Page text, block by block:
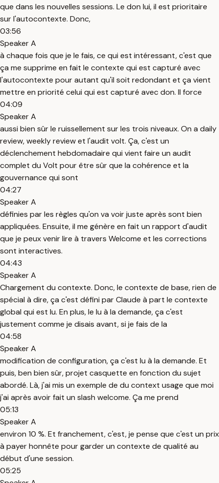
que dans les nouvelles sessions. Le don lui, il est prioritaire
sur l'autocontexte. Donc,
03:56
Speaker A
à chaque fois que je le fais, ce qui est intéressant, c'est que
ça me supprime en fait le contexte qui est capturé avec
l'autocontexte pour autant qu'il soit redondant et ça vient
mettre en priorité celui qui est capturé avec don. Il force
04:09
Speaker A
aussi bien sûr le ruissellement sur les trois niveaux. On a daily
review, weekly review et l'audit volt. Ça, c'est un
déclenchement hebdomadaire qui vient faire un audit
complet du Volt pour être sûr que la cohérence et la
gouvernance qui sont
04:27
Speaker A
définies par les règles qu'on va voir juste après sont bien
appliquées. Ensuite, il me génère en fait un rapport d'audit
que je peux venir lire à travers Welcome et les corrections
sont interactives.
04:43
Speaker A
Chargement du contexte. Donc, le contexte de base, rien de
spécial à dire, ça c'est défini par Claude à part le contexte
global qui est lu. En plus, le lu à la demande, ça c'est
justement comme je disais avant, si je fais de la
04:58
Speaker A
modification de configuration, ça c'est lu à la demande. Et
puis, ben bien sûr, projet casquette en fonction du sujet
abordé. Là, j'ai mis un exemple de du context usage que moi
j'ai après avoir fait un slash welcome. Ça me prend
05:13
Speaker A
environ 10 %. Et franchement, c'est, je pense que c'est un prix
à payer honnête pour garder un contexte de qualité au
début d'une session.
05:25